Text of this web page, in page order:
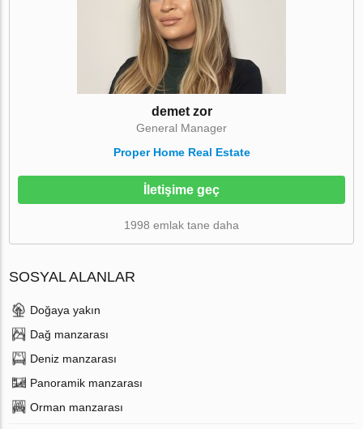
demet zor
General Manager
Proper Home Real Estate
İletişime geç
1998 emlak tane daha
SOSYAL ALANLAR
Doğaya yakın
Dağ manzarası
Deniz manzarası
Panoramik manzarası
Orman manzarası